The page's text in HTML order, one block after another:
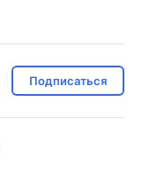
Подписаться